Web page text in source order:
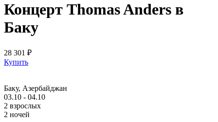
Концерт Thomas Anders в
Баку
28 301 ₽
Купить
Баку, Азербайджан
03.10 - 04.10
2 взрослых
2 ночей